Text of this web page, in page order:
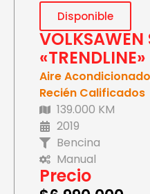
Disponible
VOLKSAWEN
Aire Acondicionado
Recién Calificados
139.000 KM
2019
Bencina
Manual
Precio